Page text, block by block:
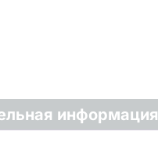
информация